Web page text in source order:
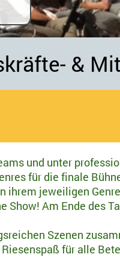
&
und unter
für die finale
ihrem jeweiligen
Show! Am Ende des
Szenen
für alle